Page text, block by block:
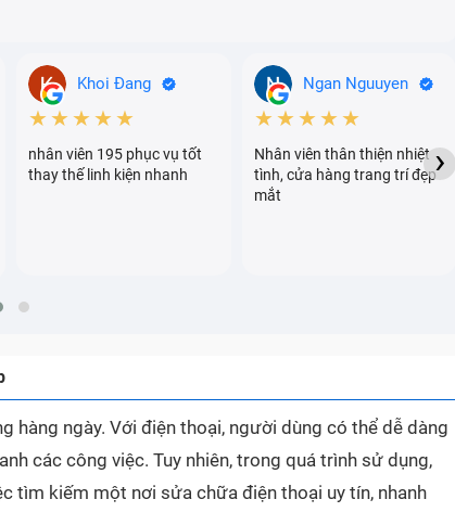
Khoi Đang
★★★★★
nhân viên 195 phục vụ tốt
thay thế linh kiện nhanh
Ngan Nguuyen
★★★★★
Nhân viên thân thiện nhiệt
tình, cửa hàng trang trí đẹp
mắt
›
ngày. Với điện thoại, người dùng có thể dễ dàng
các công việc. Tuy nhiên, trong quá trình sử dụng,
tìm kiếm một nơi sửa chữa điện thoại uy tín, nhanh